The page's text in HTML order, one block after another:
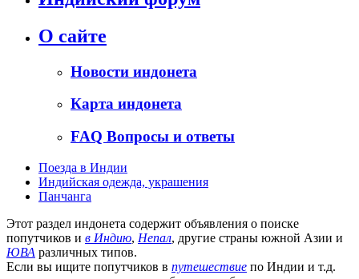
О сайте
Новости индонета
Карта индонета
FAQ Вопросы и ответы
Поезда в Индии
Индийская одежда, украшения
Панчанга
Этот раздел индонета содержит объявления о поиске
попутчиков и в Индию, Непал, другие страны южной Азии и
ЮВА различных типов.
Если вы ищите попутчиков в путешествие по Индии и т.д.